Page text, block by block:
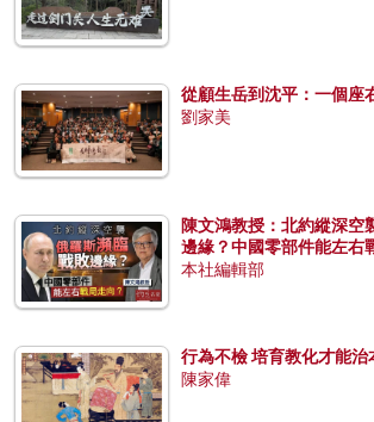
從顧生岳到沈平：一個座
劉家美
陳文鴻教授：北約縱深空
邊緣？中國零部件能左右
本社編輯部
行為不檢 培育教化才能治
陳家偉